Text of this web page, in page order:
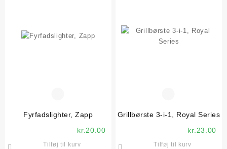
Fyrfadslighter, Zapp
kr. 20.00
Tilføj til kurv
Grillbørste 3-i-1, Royal Series
kr. 23.00
Tilføj til kurv